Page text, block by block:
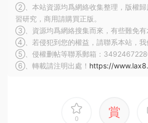
②、本站資源均爲網絡收集整理，版權歸
習研究，商用請購買正版。
③、資源均爲網絡搜集而來，有些難免有
④、若侵犯到您的權益，請聯系本站，我
⑤、侵權删帖等聯系郵箱：
⑥、轉載請注明出處！ https://
0 賞